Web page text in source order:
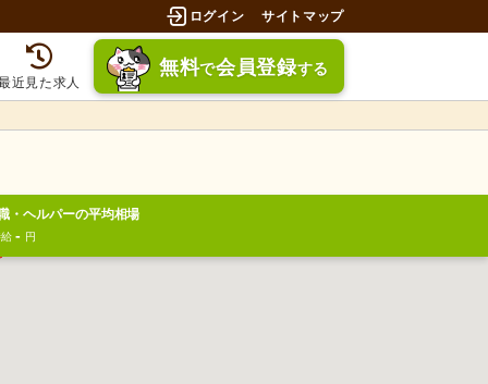
ログイン サイトマップ
近見た求人
無料で会員登録する
・ヘルパーの平均相場
- 円